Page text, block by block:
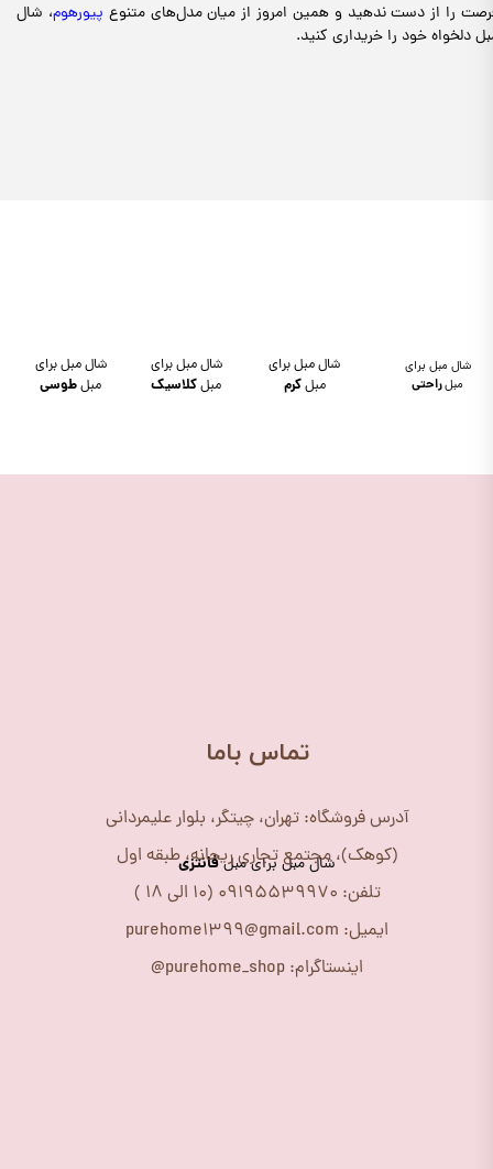
را از دست ندهید و همین امروز از میان مدل‌های متنوع پیورهوم، شال
دلخواه خود را خریداری کنید.
شال مبل برای
مبلکرم
شال مبل برای مبلفانتزی
شال مبل برای
مبلکلاسیک
شال مبل برای
مبلراحتی
شال مبل برای
مبلطوسی
​تماس باما
آدرس فروشگاه: تهران، چیتگر، بلوار علیمردانی
(کوهک)، مجتمع تجاری ریحانه، طبقه اول
تلفن: 09195539970 (10 الی 18 )
ایمیل: purehome1399@gmail.com
اینستاگرام: purehome_shop@